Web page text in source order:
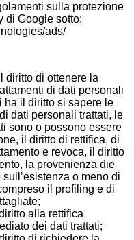
sulla protezione
di Google sotto:
ads/
diritto di ottenere la
di dati personali
ha il diritto si sapere le
dati personali trattati, le
sono o possono essere
il diritto di rettifica, di
e revoca, il diritto
la provenienza die
o meno di
il profiling e di
alla rettifica
dei dati trattati;